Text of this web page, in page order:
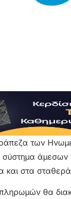
των
άμεσων
και στα
θα